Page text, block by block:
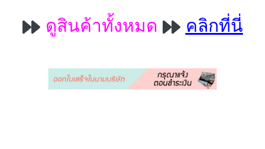
ดูสินค้าทั้งหมด คลิกที่นี่